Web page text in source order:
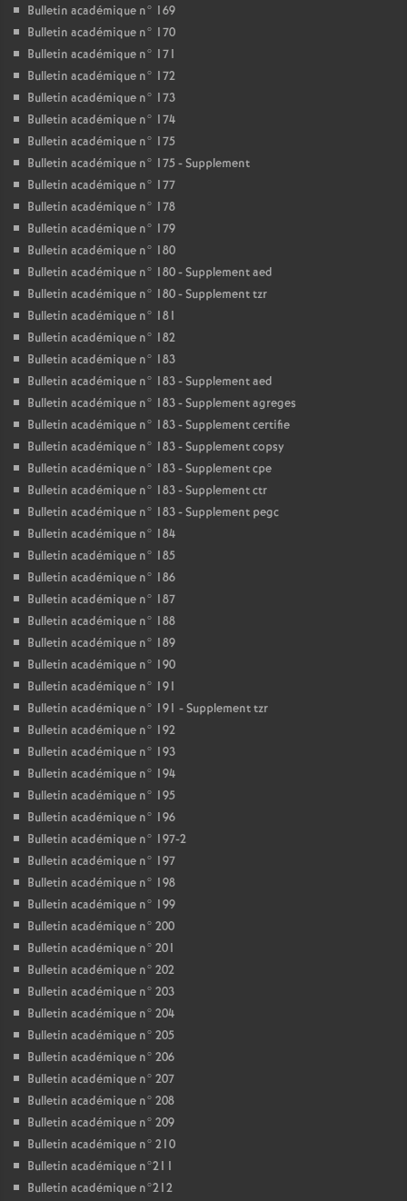
Bulletin académique n° 169
Bulletin académique n° 170
Bulletin académique n° 171
Bulletin académique n° 172
Bulletin académique n° 173
Bulletin académique n° 174
Bulletin académique n° 175
Bulletin académique n° 175 - Supplement
Bulletin académique n° 177
Bulletin académique n° 178
Bulletin académique n° 179
Bulletin académique n° 180
Bulletin académique n° 180 - Supplement aed
Bulletin académique n° 180 - Supplement tzr
Bulletin académique n° 181
Bulletin académique n° 182
Bulletin académique n° 183
Bulletin académique n° 183 - Supplement aed
Bulletin académique n° 183 - Supplement agreges
Bulletin académique n° 183 - Supplement certifie
Bulletin académique n° 183 - Supplement copsy
Bulletin académique n° 183 - Supplement cpe
Bulletin académique n° 183 - Supplement ctr
Bulletin académique n° 183 - Supplement pegc
Bulletin académique n° 184
Bulletin académique n° 185
Bulletin académique n° 186
Bulletin académique n° 187
Bulletin académique n° 188
Bulletin académique n° 189
Bulletin académique n° 190
Bulletin académique n° 191
Bulletin académique n° 191 - Supplement tzr
Bulletin académique n° 192
Bulletin académique n° 193
Bulletin académique n° 194
Bulletin académique n° 195
Bulletin académique n° 196
Bulletin académique n° 197-2
Bulletin académique n° 197
Bulletin académique n° 198
Bulletin académique n° 199
Bulletin académique n° 200
Bulletin académique n° 201
Bulletin académique n° 202
Bulletin académique n° 203
Bulletin académique n° 204
Bulletin académique n° 205
Bulletin académique n° 206
Bulletin académique n° 207
Bulletin académique n° 208
Bulletin académique n° 209
Bulletin académique n° 210
Bulletin académique n°211
Bulletin académique n°212